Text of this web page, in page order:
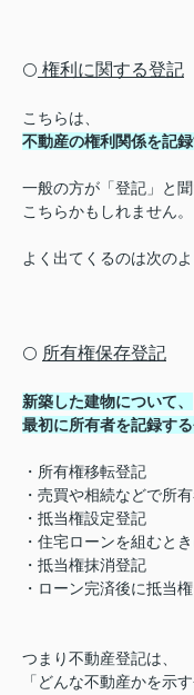
⚪️ 権利に関する登記
こちらは、
不動産の権利関係を記
一般の方が「登記」と
こちらかもしれません。
よく出てくるのは次のよ
⚪️ 所有権保存登記
新築した建物について、
最初に所有者を記録す
・所有権移転登記
・売買や相続などで所
・抵当権設定登記
・住宅ローンを組むと
・抵当権抹消登記
・ローン完済後に抵当
つまり不動産登記は、
「どんな不動産かを示